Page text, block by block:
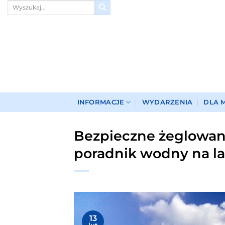
Przewiń
INFORMACJE WYDARZENIA DLA
Bezpieczne
poradnik wodny na
13